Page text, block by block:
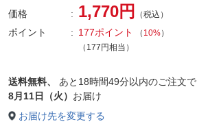
価格 1,770円 （税込）
ポイント 177ポイント （ 10%）
（177円相当）
送料無料、 あと 18時間49分以内のご注文で
8月11日（火） お届け
お届け先を変更する